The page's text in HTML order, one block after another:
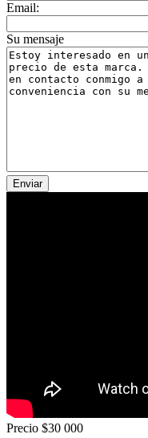
Email:
Su mensaje
Precio $30 000